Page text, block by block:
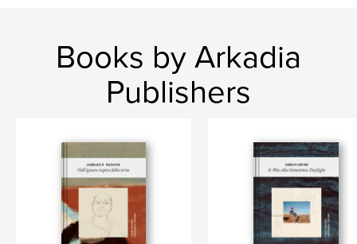
Books by Arkadia
Publishers